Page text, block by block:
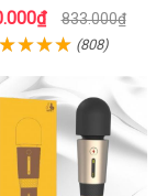
Từ Xa833.000₫
(808)